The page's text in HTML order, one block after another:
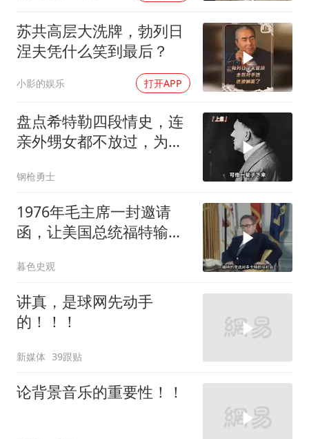
苏共高层大洗牌，勃列日
涅夫凭什么笑到最后？
小影的娱乐 打开APP
盘点希特勒四段情史，连
亲外甥女都不放过，为何
钢枪勇士
1976年毛主席一封邀请
函，让美国总统福特输掉
暮色史观
讲真，是球网先动手
的！！！
新媒体 39跟贴
论背景音乐的重要性！！